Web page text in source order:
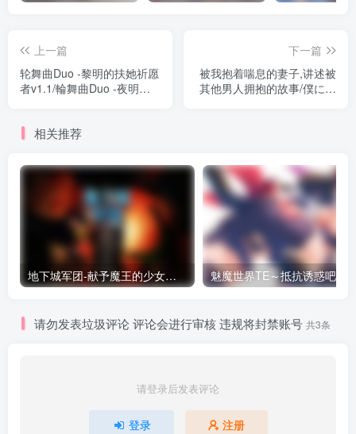
对魔力的渴望。
基本HCG数40+
上一篇
轮舞曲Duo -黎明的扶她祈愿
者v1.1/輪舞曲Duo -夜明け
下一篇
被我抱着喘息的妻子,讲述被
其他男人拥抱的故事/僕に抱
相关推荐
地下城军团-献予魔王的少女们 v1.0（PC端）
请勿发表垃圾评论 评论会进行审核 违规将封禁账号 共3条
请登录后发表评论
登录 注册